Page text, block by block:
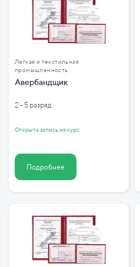
Легкая и текстильная
промышленность
Авербандщик
2 - 5 разряд
Открыта запись на курс
Подробнее